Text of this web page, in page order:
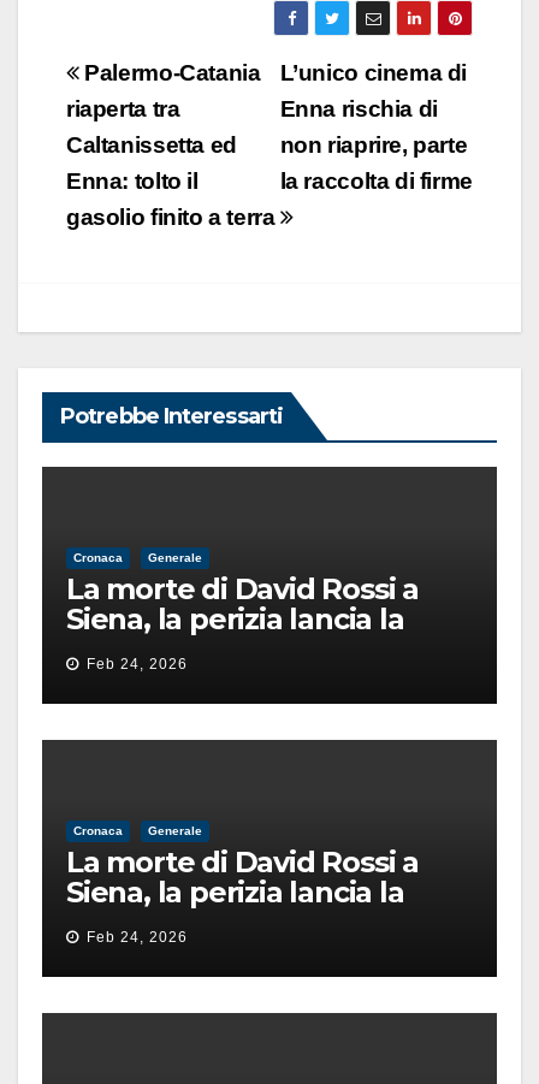
Navigazione
articoli
L’unico cinema di
Enna rischia di
non riaprire, parte
la raccolta di firme
Palermo-Catania
riaperta tra
Caltanissetta ed
Enna: tolto il
gasolio finito a terra
Potrebbe Interessarti
Cronaca Generale
La morte di David Rossi a
Siena, la perizia lancia la
pista di un’intimidazione
finita male
Feb 24, 2026
Cronaca Generale
La morte di David Rossi a
Siena, la perizia lancia la
pista di un’intimidazione
finita male
Feb 24, 2026